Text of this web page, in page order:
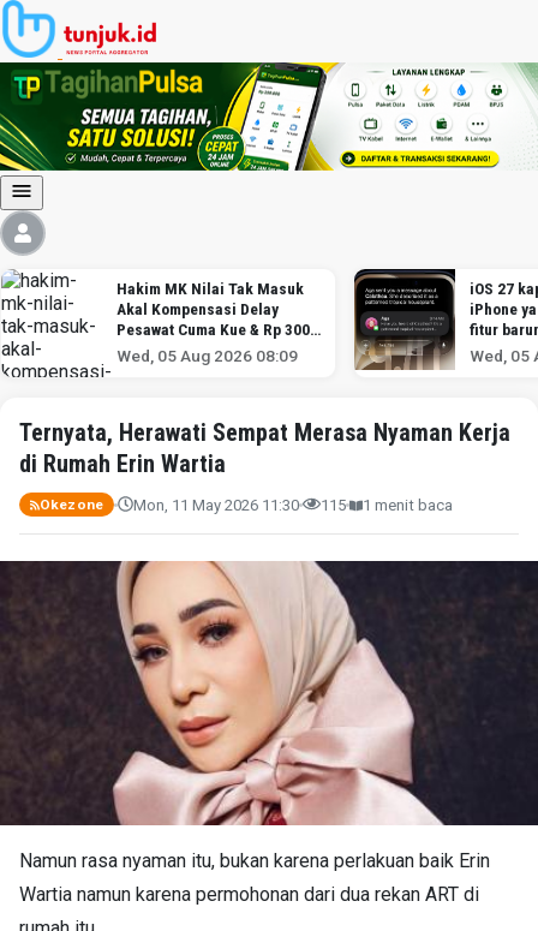
Hakim MK Nilai Tak Masuk
Akal Kompensasi Delay
Pesawat Cuma Kue & Rp 300
Ribu
Wed, 05 Aug 2026 08:09
iOS 27
iPhone
fitur
Wed, 05
Ternyata, Herawati Sempat Merasa Nyaman Kerja
di Rumah Erin Wartia
Okezone Mon, 11 May 2026 11:30 115 1 menit baca
Namun rasa nyaman itu, bukan karena perlakuan baik Erin
Wartia namun karena permohonan dari dua rekan ART di